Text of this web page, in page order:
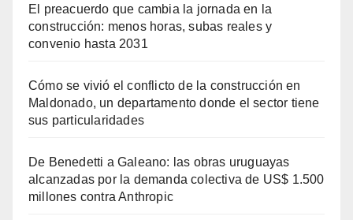
El preacuerdo que cambia la jornada en la
construcción: menos horas, subas reales y
convenio hasta 2031
Cómo se vivió el conflicto de la construcción en
Maldonado, un departamento donde el sector tiene
sus particularidades
De Benedetti a Galeano: las obras uruguayas
alcanzadas por la demanda colectiva de US$ 1.500
millones contra Anthropic